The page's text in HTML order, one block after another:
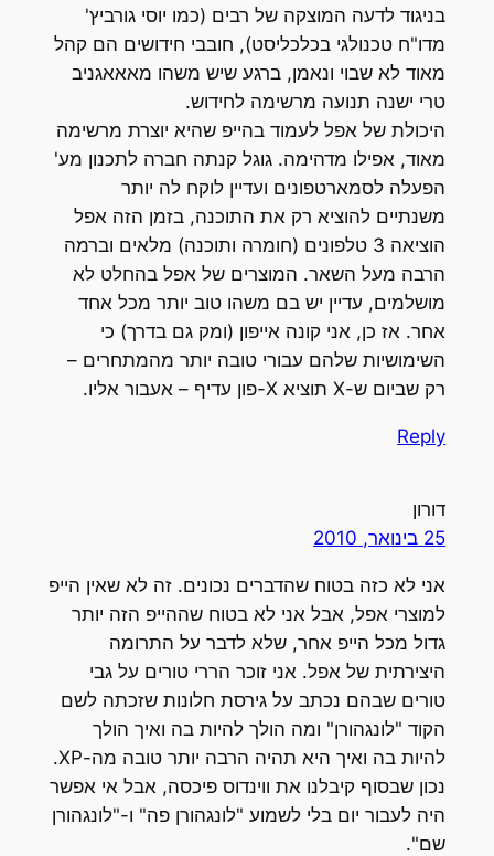
בניגוד לדעה המוצקה של רבים (כמו יוסי גורביץ'
מדו"ח טכנולגי בכלכליסט), חובבי חידושים הם קהל
מאוד לא שבוי ונאמן, ברגע שיש משהו מאאאגניב
טרי ישנה תנועה מרשימה לחידוש.
היכולת של אפל לעמוד בהייפ שהיא יוצרת מרשימה
מאוד, אפילו מדהימה. גוגל קנתה חברה לתכנון מע'
הפעלה לסמארטפונים ועדיין לוקח לה יותר
משנתיים להוציא רק את התוכנה, בזמן הזה אפל
הוציאה 3 טלפונים (חומרה ותוכנה) מלאים וברמה
הרבה מעל השאר. המוצרים של אפל בהחלט לא
מושלמים, עדיין יש בם משהו טוב יותר מכל אחד
אחר. אז כן, אני קונה אייפון (ומק גם בדרך) כי
השימושיות שלהם עבורי טובה יותר מהמתחרים –
רק שביום ש-X תוציא X-פון עדיף – אעבור אליו.
Reply
דורון
25 בינואר, 2010
אני לא כזה בטוח שהדברים נכונים. זה לא שאין הייפ
למוצרי אפל, אבל אני לא בטוח שההייפ הזה יותר
גדול מכל הייפ אחר, שלא לדבר על התרומה
היצירתית של אפל. אני זוכר הררי טורים על גבי
טורים שבהם נכתב על גירסת חלונות שזכתה לשם
הקוד "לונגהורן" ומה הולך להיות בה ואיך הולך
להיות בה ואיך היא תהיה הרבה יותר טובה מה-XP.
נכון שבסוף קיבלנו את ווינדוס פיכסה, אבל אי אפשר
היה לעבור יום בלי לשמוע "לונגהורן פה" ו-"לונגהורן
שם".